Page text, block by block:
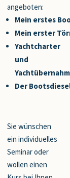
angeboten:
Mein erstes
Mein erster
Yachtcharter
und
Yachtü
Der
Sie wünschen
ein individuelles
Seminar oder
wollen einen